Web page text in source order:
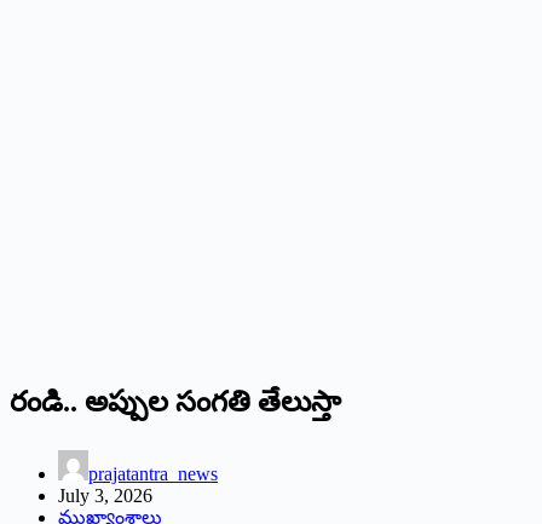
రండి.. అప్పుల సంగతి తేలుస్తా
prajatantra_news
July 3, 2026
ముఖ్యాంశాలు